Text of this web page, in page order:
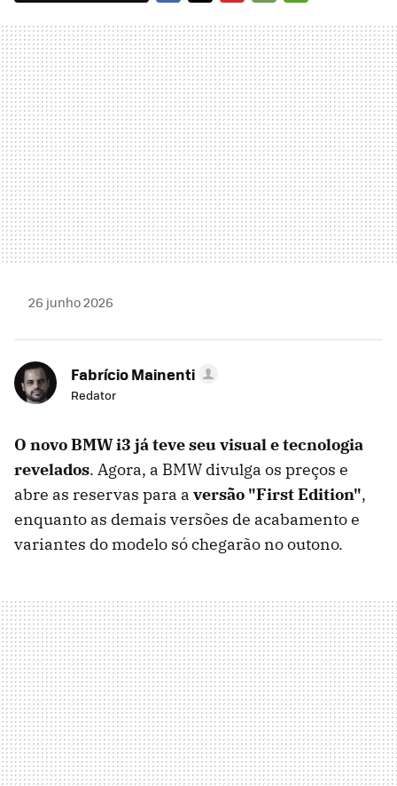
MAIL
26 junho 2026
Fabrício Mainenti
Redator
O novo BMW i3 já teve seu visual e tecnologia
revelados. Agora, a BMW divulga os preços e
abre as reservas para a versão "First Edition",
enquanto as demais versões de acabamento e
variantes do modelo só chegarão no outono.